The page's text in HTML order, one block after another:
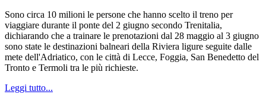
Sono circa 10 milioni le persone che hanno scelto il treno per
viaggiare durante il ponte del 2 giugno secondo Trenitalia,
dichiarando che a trainare le prenotazioni dal 28 maggio al 3 giugno
sono state le destinazioni balneari della Riviera ligure seguite dalle
mete dell'Adriatico, con le città di Lecce, Foggia, San Benedetto del
Tronto e Termoli tra le più richieste.
Leggi tutto...